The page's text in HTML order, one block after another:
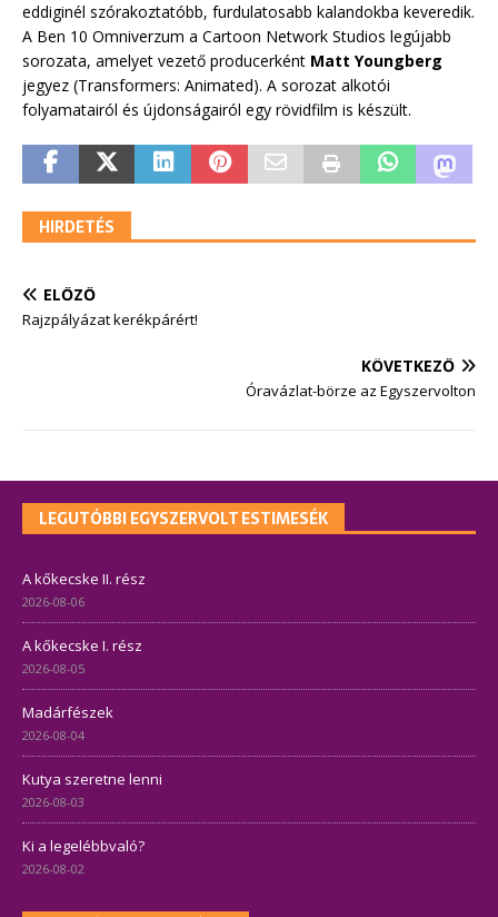
eddiginél szórakoztatóbb, furdulatosabb kalandokba keveredik.
A Ben 10 Omniverzum a Cartoon Network Studios legújabb
sorozata, amelyet vezető producerként Matt Youngberg
jegyez (Transformers: Animated). A sorozat alkotói
folyamatairól és újdonságairól egy rövidfilm is készült.
HIRDETÉS
ELŐZŐ
Rajzpályázat kerékpárért!
KÖVETKEZŐ
Óravázlat-börze az Egyszervolton
LEGUTÓBBI EGYSZERVOLT ESTIMESÉK
A kőkecske II. rész
2026-08-06
A kőkecske I. rész
2026-08-05
Madárfészek
2026-08-04
Kutya szeretne lenni
2026-08-03
Ki a legelébbvaló?
2026-08-02